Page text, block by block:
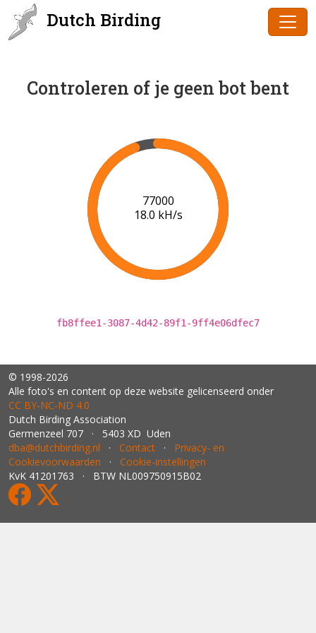
Dutch Birding
Controleren of je geen bot bent
79000
18.2 kH/s
fb8ffee1-3087-4d42-89f1-9ff4e06dfec7
© 1998-2026
Alle foto's en content op deze website gelicenseerd onder
CC BY‑NC‑ND 4.0
Dutch Birding Association
Germenzeel 707 · 5403 XD Uden
dba@dutchbirding.nl · Contact · Privacy- en
Cookievoorwaarden · Cookie-instellingen
KvK 41201763 · BTW NL009750915B02